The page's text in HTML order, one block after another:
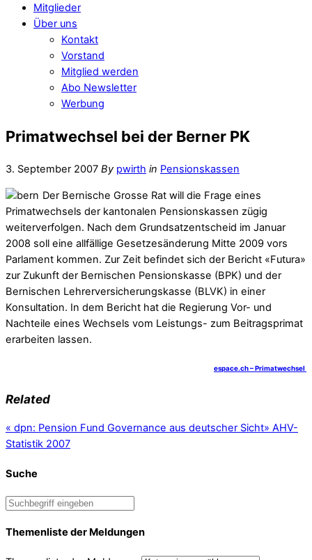
Mitglieder
Über uns
Kontakt
Vorstand
Mitglied werden
Abo Newsletter
Werbung
Primatwechsel bei der Berner PK
3. September 2007 By pwirth in Pensionskassen
Der Bernische Grosse Rat will die Frage eines
Primatwechsels der kantonalen Pensionskassen zügig
weiterverfolgen. Nach dem Grundsatzentscheid im Januar
2008 soll eine allfällige Gesetzesänderung Mitte 2009 vors
Parlament kommen. Zur Zeit befindet sich der Bericht «Futura»
zur Zukunft der Bernischen Pensionskasse (BPK) und der
Bernischen Lehrerversicherungskasse (BLVK) in einer
Konsultation. In dem Bericht hat die Regierung Vor- und
Nachteile eines Wechsels vom Leistungs- zum Beitragsprimat
erarbeiten lassen.
espace.ch – Primatwechsel
Related
« dpn: Pension Fund Governance aus deutscher Sicht» AHV-
Statistik 2007
Suche
Themenliste der Meldungen